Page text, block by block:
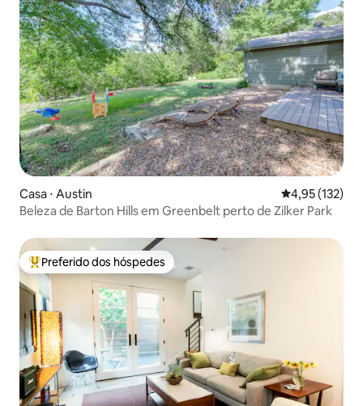
Casa ⋅ Austin 4,95 de uma
4,95 (132)
Beleza de Barton Hills em Greenbelt perto de Zilker Park
Entre os melhores preferidos dos hóspedes
Preferido dos hóspedes